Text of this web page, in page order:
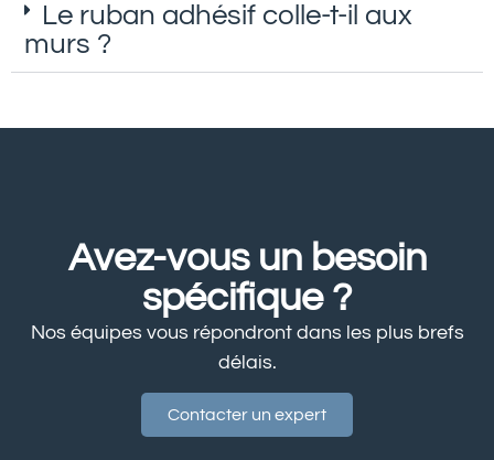
Le ruban adhésif colle-t-il aux
murs ?
Avez-vous un besoin
spécifique ?
Nos équipes vous répondront dans les plus brefs
délais.
Contacter un expert